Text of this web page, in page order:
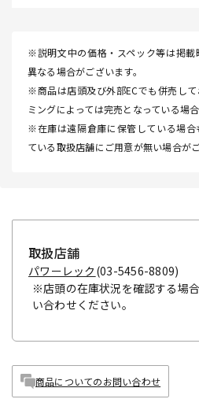
※説明文中の価格・スペック等は掲
異なる場合がございます。
※商品は店頭及び外部ECでも併売し
ミングによっては完売となっている場合
※在庫は遠隔倉庫に保管している場
ている取扱店舗にご用意が無い場合がご
取扱店舗
パワーレック (03-5456-8809)
※店頭の在庫状況を確認する場
い合わせください。
商品についてのお問い合わせ